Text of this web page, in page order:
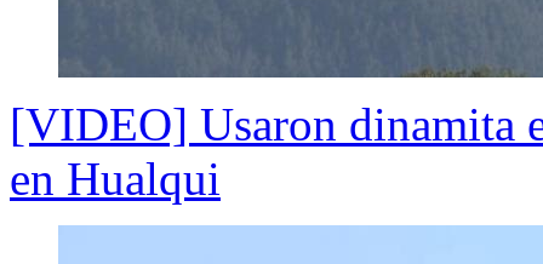
[VIDEO] Usaron dinamita
en Hualqui